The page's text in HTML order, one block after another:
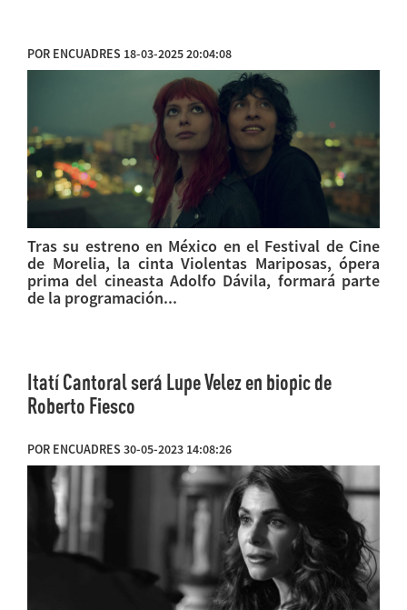
POR ENCUADRES 18-03-2025 20:04:08
Tras su estreno en México en el Festival de Cine
de Morelia, la cinta Violentas Mariposas, ópera
prima del cineasta Adolfo Dávila, formará parte
de la programación...
Itatí Cantoral será Lupe Velez en biopic de
Roberto Fiesco
POR ENCUADRES 30-05-2023 14:08:26